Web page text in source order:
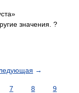
значения. ?
→
7 8
9